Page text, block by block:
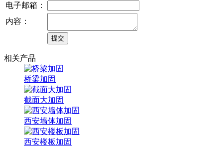
电子邮箱：
内容：
相关产品
桥梁加固
截面大加固
西安墙体加固
西安楼板加固